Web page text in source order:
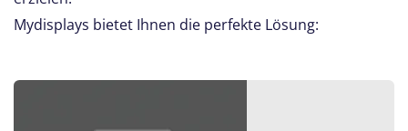
Mydisplays bietet Ihnen die perfekte Lösung: